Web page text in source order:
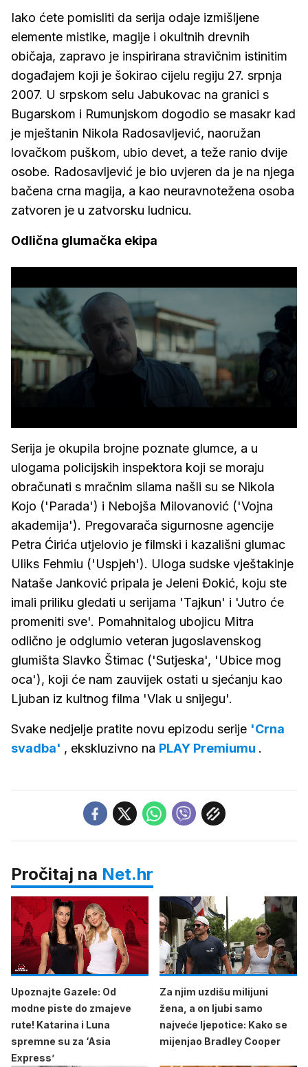
Iako ćete pomisliti da serija odaje izmišljene
elemente mistike, magije i okultnih drevnih
običaja, zapravo je inspirirana stravičnim istinitim
događajem koji je šokirao cijelu regiju 27. srpnja
2007. U srpskom selu Jabukovac na granici s
Bugarskom i Rumunjskom dogodio se masakr kad
je mještanin Nikola Radosavljević, naoružan
lovačkom puškom, ubio devet, a teže ranio dvije
osobe. Radosavljević je bio uvjeren da je na njega
bačena crna magija, a kao neuravnotežena osoba
zatvoren je u zatvorsku ludnicu.
Odlična glumačka ekipa
Serija je okupila brojne poznate glumce, a u
ulogama policijskih inspektora koji se moraju
obračunati s mračnim silama našli su se Nikola
Kojo ('Parada') i Nebojša Milovanović ('Vojna
akademija'). Pregovarača sigurnosne agencije
Petra Ćirića utjelovio je filmski i kazališni glumac
Uliks Fehmiu ('Uspjeh'). Uloga sudske vještakinje
Nataše Janković pripala je Jeleni Đokić, koju ste
imali priliku gledati u serijama 'Tajkun' i 'Jutro će
promeniti sve'. Pomahnitalog ubojicu Mitra
odlično je odglumio veteran jugoslavenskog
glumišta Slavko Štimac ('Sutjeska', 'Ubice mog
oca'), koji će nam zauvijek ostati u sjećanju kao
Ljuban iz kultnog filma 'Vlak u snijegu'.
Svake nedjelje pratite novu epizodu serije 'Crna
svadba' , ekskluzivno na PLAY Premiumu .
Pročitaj na Net.hr
Upoznajte Gazele: Od
modne piste do zmajeve
rute! Katarina i Luna
spremne su za ‘Asia
Express’
Za njim uzdišu milijuni
žena, a on ljubi samo
najveće ljepotice: Kako se
mijenjao Bradley Cooper